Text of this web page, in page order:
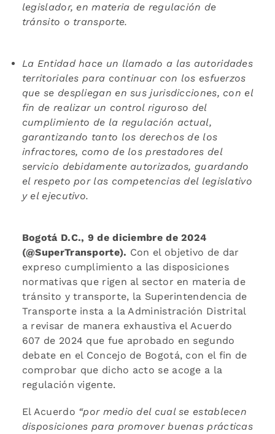
legislador, en materia de regulación de
tránsito o transporte.
La Entidad hace un llamado a las autoridades
territoriales para continuar con los esfuerzos
que se despliegan en sus jurisdicciones, con el
fin de realizar un control riguroso del
cumplimiento de la regulación actual,
garantizando tanto los derechos de los
infractores, como de los prestadores del
servicio debidamente autorizados, guardando
el respeto por las competencias del legislativo
y el ejecutivo.
Bogotá D.C., 9 de diciembre de 2024
(@SuperTransporte). Con el objetivo de dar
expreso cumplimiento a las disposiciones
normativas que rigen al sector en materia de
tránsito y transporte, la Superintendencia de
Transporte insta a la Administración Distrital
a revisar de manera exhaustiva el Acuerdo
607 de 2024 que fue aprobado en segundo
debate en el Concejo de Bogotá, con el fin de
comprobar que dicho acto se acoge a la
regulación vigente.
El Acuerdo “por medio del cual se establecen
disposiciones para promover buenas prácticas